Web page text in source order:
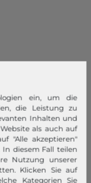
ein, um die
die Leistung zu
Inhalten und
als auch auf
"Alle akzeptieren"
In diesem Fall teilen
Nutzung unserer
Klicken Sie auf
Kategorien Sie